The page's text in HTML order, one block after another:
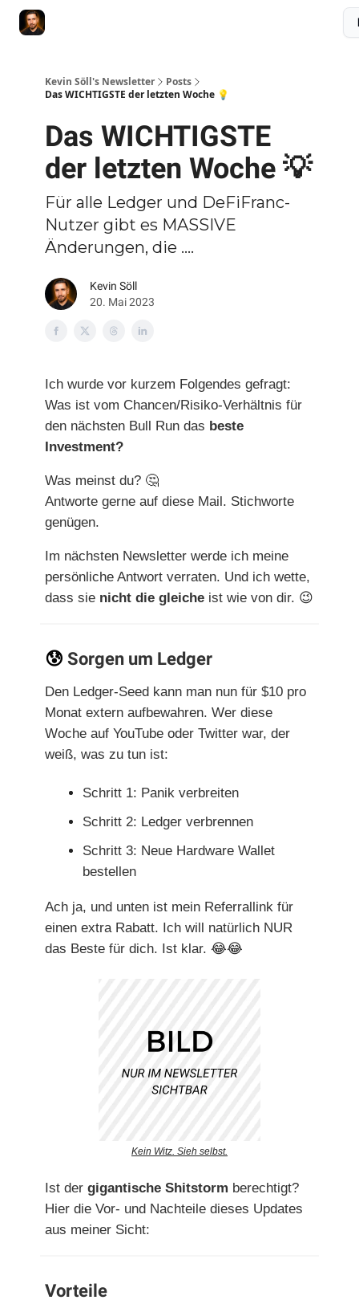
Kevin Söll's Newsletter
Posts
Das WICHTIGSTE der letzten Woche 💡
Das WICHTIGSTE
der letzten Woche 💡
Für alle Ledger und DeFiFranc-
Nutzer gibt es MASSIVE
Änderungen, die ....
Kevin Söll
20. Mai 2023
Ich wurde vor kurzem Folgendes gefragt:
Was ist vom Chancen/Risiko-Verhältnis für
den nächsten Bull Run das beste
Investment?
Was meinst du? 🤔
Antworte gerne auf diese Mail. Stichworte
genügen.
Im nächsten Newsletter werde ich meine
persönliche Antwort verraten. Und ich wette,
dass sie nicht die gleiche ist wie von dir. 😉
😰 Sorgen um Ledger
Den Ledger-Seed kann man nun für $10 pro
Monat extern aufbewahren. Wer diese
Woche auf YouTube oder Twitter war, der
weiß, was zu tun ist:
Schritt 1: Panik verbreiten
Schritt 2: Ledger verbrennen
Schritt 3: Neue Hardware Wallet
bestellen
Ach ja, und unten ist mein Referrallink für
einen extra Rabatt. Ich will natürlich NUR
das Beste für dich. Ist klar. 😂😂
Kein Witz. Sieh selbst.
Ist der gigantische Shitstorm berechtigt?
Hier die Vor- und Nachteile dieses Updates
aus meiner Sicht:
Vorteile